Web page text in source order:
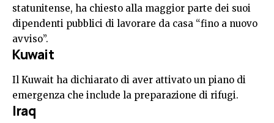
statunitense, ha chiesto alla maggior parte dei suoi
dipendenti pubblici di lavorare da casa “fino a nuovo
avviso”.
Kuwait
Il Kuwait ha dichiarato di aver attivato un piano di
emergenza che include la preparazione di rifugi.
Iraq